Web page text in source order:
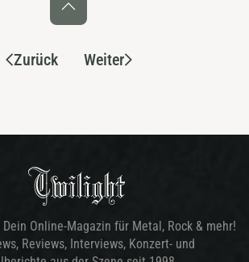
Zurück Weiter
Online-Magazin für Metal, Rock & mehr!
Reviews, Interviews, Konzert- und